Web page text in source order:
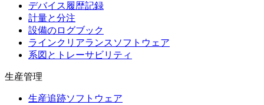
デバイス履歴記録
計量と分注
設備のログブック
ラインクリアランスソフトウェア
系図とトレーサビリティ
生産管理
生産追跡ソフトウェア